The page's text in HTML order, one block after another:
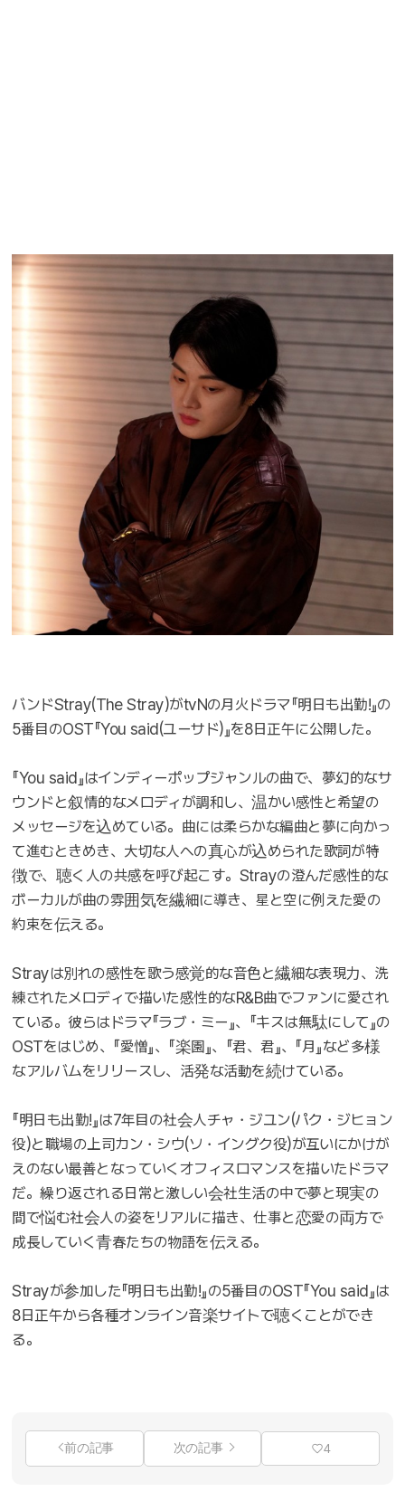
バンドStray(The Stray)がtvNの月火ドラマ『明日も出勤!』の
5番目のOST『You said(ユーサド)』を8日正午に公開した。
『You said』はインディーポップジャンルの曲で、夢幻的なサ
ウンドと叙情的なメロディが調和し、温かい感性と希望の
メッセージを込めている。曲には柔らかな編曲と夢に向かっ
て進むときめき、大切な人への真心が込められた歌詞が特
徴で、聴く人の共感を呼び起こす。Strayの澄んだ感性的な
ボーカルが曲の雰囲気を繊細に導き、星と空に例えた愛の
約束を伝える。
Strayは別れの感性を歌う感覚的な音色と繊細な表現力、洗
練されたメロディで描いた感性的なR&B曲でファンに愛され
ている。彼らはドラマ『ラブ・ミー』、『キスは無駄にして』の
OSTをはじめ、『愛憎』、『楽園』、『君、君』、『月』など多様
なアルバムをリリースし、活発な活動を続けている。
『明日も出勤!』は7年目の社会人チャ・ジユン(パク・ジヒョン
役)と職場の上司カン・シウ(ソ・イングク役)が互いにかけが
えのない最善となっていくオフィスロマンスを描いたドラマ
だ。繰り返される日常と激しい会社生活の中で夢と現実の
間で悩む社会人の姿をリアルに描き、仕事と恋愛の両方で
成長していく青春たちの物語を伝える。
Strayが参加した『明日も出勤!』の5番目のOST『You said』は
8日正午から各種オンライン音楽サイトで聴くことができ
る。
前の記事 次の記事 4